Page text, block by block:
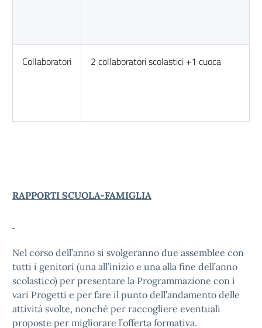
Collaboratori 2 collaboratori scolastici +1 cuoca
RAPPORTI SCUOLA-FAMIGLIA
Nel corso dell’anno si svolgeranno due assemblee con
tutti i genitori (una all’inizio e una alla fine dell’anno
scolastico) per presentare la Programmazione con i
vari Progetti e per fare il punto dell’andamento delle
attività svolte, nonché per raccogliere eventuali
proposte per migliorare l’offerta formativa.